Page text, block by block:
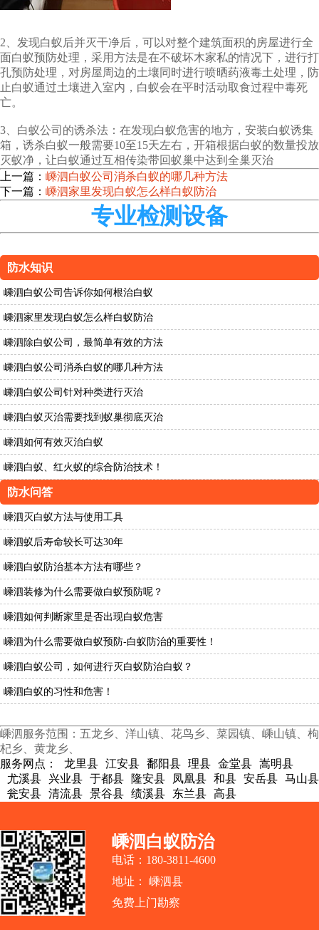
2、发现白蚁后并灭干净后，可以对整个建筑面积的房屋进行全
面白蚁预防处理，采用方法是在不破坏木家私的情况下，进行打
孔预防处理，对房屋周边的土壤同时进行喷晒药液毒土处理，防
止白蚁通过土壤进入室内，白蚁会在平时活动取食过程中毒死
亡。
3、白蚁公司的诱杀法：在发现白蚁危害的地方，安装白蚁诱集
箱，诱杀白蚁一般需要10至15天左右，开箱根据白蚁的数量投放
灭蚁净，让白蚁通过互相传染带回蚁巢中达到全巢灭治
上一篇： 嵊泗白蚁公司消杀白蚁的哪几种方法
下一篇： 嵊泗家里发现白蚁怎么样白蚁防治
专业检测设备
防水知识
嵊泗白蚁公司告诉你如何根治白蚁
嵊泗家里发现白蚁怎么样白蚁防治
嵊泗除白蚁公司，最简单有效的方法
嵊泗白蚁公司消杀白蚁的哪几种方法
嵊泗白蚁公司针对种类进行灭治
嵊泗白蚁灭治需要找到蚁巢彻底灭治
嵊泗如何有效灭治白蚁
嵊泗白蚁、红火蚁的综合防治技术！
防水问答
嵊泗灭白蚁方法与使用工具
嵊泗蚁后寿命较长可达30年
嵊泗白蚁防治基本方法有哪些？
嵊泗装修为什么需要做白蚁预防呢？
嵊泗如何判断家里是否出现白蚁危害
嵊泗为什么需要做白蚁预防-白蚁防治的重要性！
嵊泗白蚁公司，如何进行灭白蚁防治白蚁？
嵊泗白蚁的习性和危害！
嵊泗服务范围：五龙乡、洋山镇、花鸟乡、菜园镇、嵊山镇、枸
杞乡、黄龙乡、
服务网点：
龙里县 江安县 鄱阳县 理县 金堂县 嵩明县
尤溪县
兴业县 于都县 隆安县 凤凰县 和县 安岳县 马山县
瓮安县 清流县 景谷县 绩溪县 东兰县 高县
嵊泗白蚁防治
电话：180-3811-4600
地址： 嵊泗县
免费上门勘察